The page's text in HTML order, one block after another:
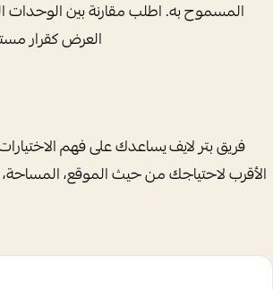
المسموح به. اطلب مقارنة بين الوحدات
العرض كقرار
فريق بتر لايف يساعدك على فهم
الأقرب لاحتياجك من حيث الموقع،